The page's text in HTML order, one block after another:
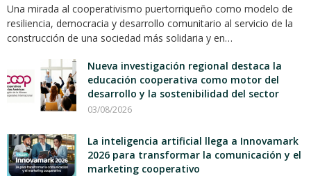
Una mirada al cooperativismo puertorriqueño como modelo de
resiliencia, democracia y desarrollo comunitario al servicio de la
construcción de una sociedad más solidaria y en…
Nueva investigación regional destaca la
educación cooperativa como motor del
desarrollo y la sostenibilidad del sector
03/08/2026
La inteligencia artificial llega a Innovamark
2026 para transformar la comunicación y el
marketing cooperativo